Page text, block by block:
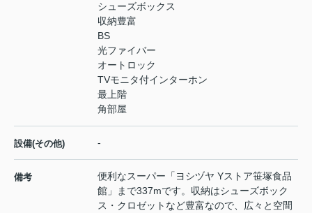
シューズボックス
収納豊富
BS
光ファイバー
オートロック
TVモニタ付インターホン
最上階
角部屋
設備(その他) -
備考
便利なスーパー「ヨシヅヤ Yストア笹塚食品
館」まで337mです。収納はシューズボック
ス・クロゼットなど豊富なので、広々と空間